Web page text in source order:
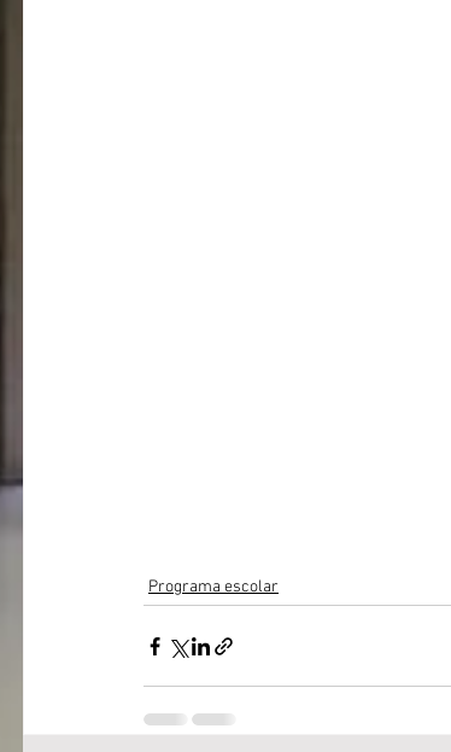
Programa escolar